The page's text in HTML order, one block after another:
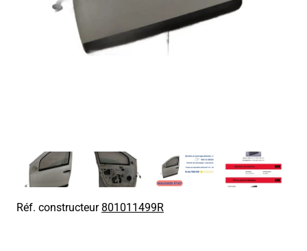
Réf. constructeur801011499R